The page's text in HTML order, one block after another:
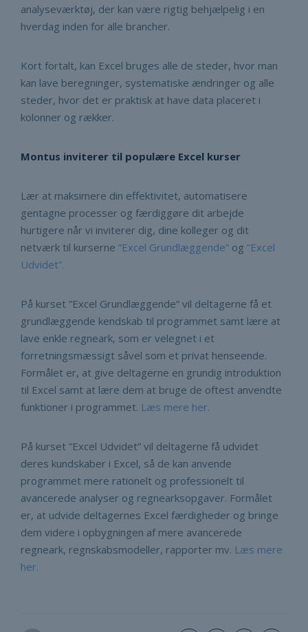
analyseværktøj, der kan være rigtig behjælpelig i en
hverdag inden for alle brancher.
Kort fortalt, kan Excel bruges alle de steder, hvor man
kan lave beregninger, systematiske ændringer og alle
steder, hvor det er praktisk at have data placeret i
kolonner og rækker.
Montus inviterer til populære Excel kurser
Lær at maksimere din effektivitet, automatisere
gentagne processer og færdiggøre dit arbejde
hurtigere når vi inviterer dig, dine kolleger og dit
netværk til kurserne ”Excel Grundlæggende” og ”Excel
Udvidet”.
På kurset ”Excel Grundlæggende” vil deltagerne få et
grundlæggende kendskab til programmet samt lære at
lave enkle regneark, som er velegnet i et
forretningsmæssigt såvel som et privat henseende.
Formålet er, at give deltagerne en grundig introduktion
til Excel samt at lære dem at bruge de oftest anvendte
funktioner i programmet. Læs mere her.
På kurset ”Excel Udvidet” vil deltagerne få udvidet
deres kundskaber i Excel, så de kan anvende
programmet mere rationelt og professionelt til
avancerede analyser og regnearksopgaver. Formålet
er, at udvide deltagernes Excel færdigheder og bringe
dem videre i opbygningen af mere avancerede
regneark, regnskabsmodeller, rapporter mv. Læs mere
her.